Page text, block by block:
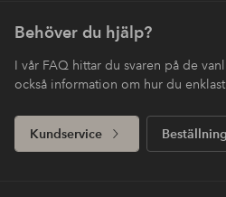
Behöver du hjälp?
I vår FAQ hittar du svaren på de
också information om hur du
Kundservice Beställning